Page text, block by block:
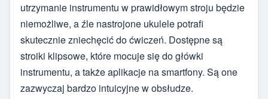
utrzymanie instrumentu w prawidłowym stroju będzie
niemożliwe, a źle nastrojone ukulele potrafi
skutecznie zniechęcić do ćwiczeń. Dostępne są
stroiki klipsowe, które mocuje się do główki
instrumentu, a także aplikacje na smartfony. Są one
zazwyczaj bardzo intuicyjne w obsłudze.